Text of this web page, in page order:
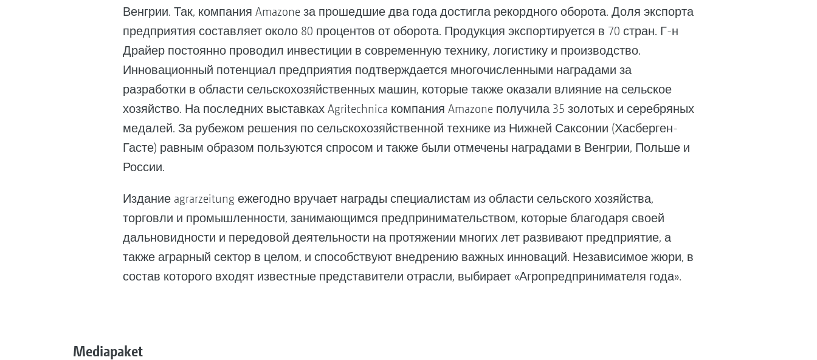
Венгрии. Так, компания Amazone за прошедшие два года достигла рекордного оборота. Доля экспорта
предприятия составляет около 80 процентов от оборота. Продукция экспортируется в 70 стран. Г-н
Драйер постоянно проводил инвестиции в современную технику, логистику и производство.
Инновационный потенциал предприятия подтверждается многочисленными наградами за
разработки в области сельскохозяйственных машин, которые также оказали влияние на сельское
хозяйство. На последних выставках Agritechnica компания Amazone получила 35 золотых и серебряных
медалей. За рубежом решения по сельскохозяйственной технике из Нижней Саксонии (Хасберген-
Гасте) равным образом пользуются спросом и также были отмечены наградами в Венгрии, Польше и
России.
Издание agrarzeitung ежегодно вручает награды специалистам из области сельского хозяйства,
торговли и промышленности, занимающимся предпринимательством, которые благодаря своей
дальновидности и передовой деятельности на протяжении многих лет развивают предприятие, а
также аграрный сектор в целом, и способствуют внедрению важных инноваций. Независимое жюри, в
состав которого входят известные представители отрасли, выбирает «Агропредпринимателя года».
Mediapaket